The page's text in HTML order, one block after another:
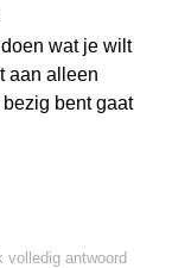
wat je wilt
aan alleen
bent gaat
volledig antwoord